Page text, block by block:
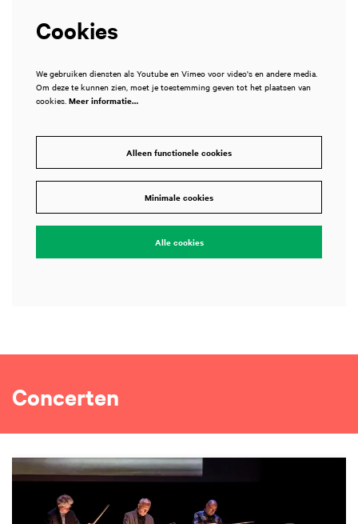
Cookies
We gebruiken diensten als Youtube en Vimeo voor video's en andere media.
Om deze te kunnen zien, moet je toestemming geven tot het plaatsen van
cookies. Meer informatie…
Alleen functionele cookies
Minimale cookies
Alle cookies
Concerten